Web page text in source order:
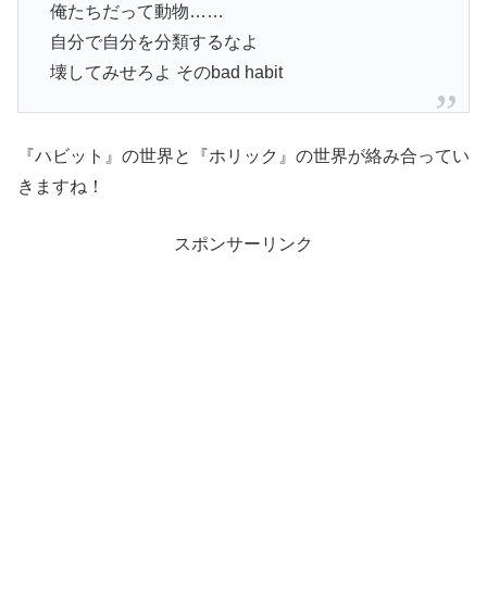
俺たちだって動物……
自分で自分を分類するなよ
壊してみせろよ そのbad habit
『ハビット』の世界と『ホリック』の世界が絡み合ってい
きますね！
スポンサーリンク